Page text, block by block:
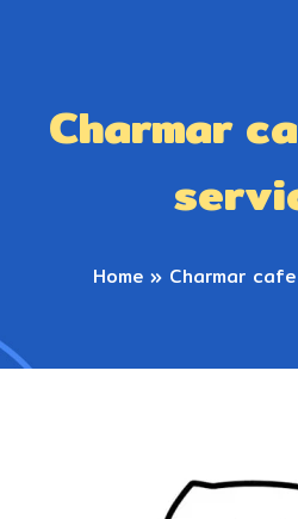
Charmar
Home » Charmar